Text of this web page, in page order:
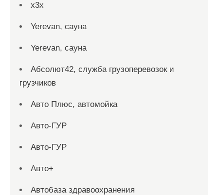
x3x
Yerevan, сауна
Yerevan, сауна
Абсолют42, служба грузоперевозок и
грузчиков
Авто Плюс, автомойка
Авто-ГУР
Авто-ГУР
Авто+
Автобаза здравоохранения